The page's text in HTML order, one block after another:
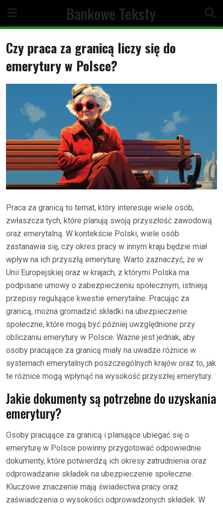
content
Bankowe Teksty
Czy praca za granicą liczy się do
emerytury w Polsce?
Praca za granicą to temat, który interesuje wiele osób,
zwłaszcza tych, które planują swoją przyszłość zawodową
oraz emerytalną. W kontekście Polski, wiele osób
zastanawia się, czy okres pracy w innym kraju będzie miał
wpływ na ich przyszłą emeryturę. Warto zaznaczyć, że w
Unii Europejskiej oraz w krajach, z którymi Polska ma
podpisane umowy o zabezpieczeniu społecznym, istnieją
przepisy regulujące kwestie emerytalne. Pracując za
granicą, można gromadzić składki na ubezpieczenie
społeczne, które mogą być później uwzględnione przy
obliczaniu emerytury w Polsce. Ważne jest jednak, aby
osoby pracujące za granicą miały na uwadze różnice w
systemach emerytalnych poszczególnych krajów oraz to, jak
te różnice mogą wpłynąć na wysokość przyszłej emerytury.
Jakie dokumenty są potrzebne do uzyskania
emerytury?
Osoby pracujące za granicą i planujące ubiegać się o
emeryturę w Polsce powinny przygotować odpowiednie
dokumenty, które potwierdzą ich okresy zatrudnienia oraz
odprowadzanie składek na ubezpieczenie społeczne.
Kluczowe znaczenie mają świadectwa pracy oraz
zaświadczenia o wysokości odprowadzonych składek. W